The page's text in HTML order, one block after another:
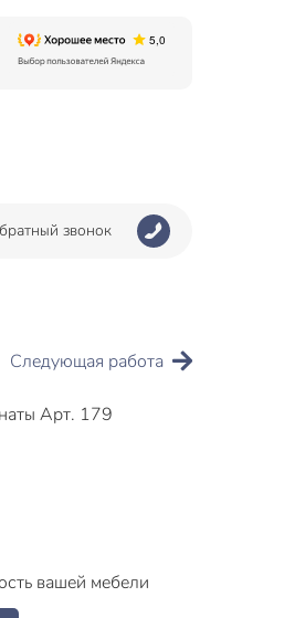
звонок
Следующая работа
Арт. 179
вашей мебели